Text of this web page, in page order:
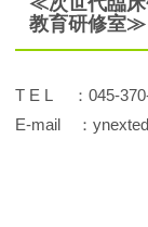
教育研修室≫
T E L ：045-370-
E-mail ：